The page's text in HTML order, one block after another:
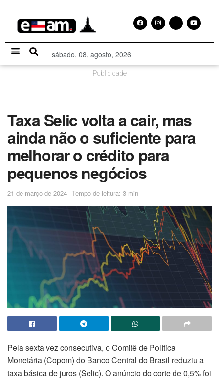
sábado, 08, agosto, 2026
Publicidade
Taxa Selic volta a cair, mas
ainda não o suficiente para
melhorar o crédito para
pequenos negócios
21 de março de 2024 Tempo de leitura: 3 min
Pela sexta vez consecutiva, o Comitê de Política
Monetária (Copom) do Banco Central do Brasil reduziu a
taxa básica de juros (Selic). O anúncio do corte de 0,5% foi